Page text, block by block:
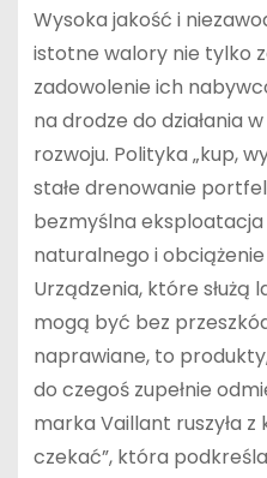
Wysoka jakość i
istotne walory nie tylko
zadowolenie ich
na drodze do działania
rozwoju. Polityka „kup,
stałe drenowanie
bezmyślna
naturalnego i
Urządzenia, które służą
mogą być bez
naprawiane, to
do czegoś zupełnie
marka Vaillant ruszyła
czekać”, która